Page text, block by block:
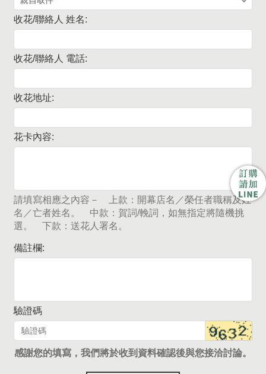
收花/聯絡人 姓名:
收花/聯絡人 電話:
收花地址:
花卡內容:
請填寫相應之內容－ 上款：開幕店名／榮任者職稱及姓
名／亡者姓名。 中款：賀詞/輓詞，如無指定將隨機挑
選。 下款：送花人署名。
備註欄:
驗證碼
感謝您的填寫，我們將於收到資料確認後與您接洽討論。